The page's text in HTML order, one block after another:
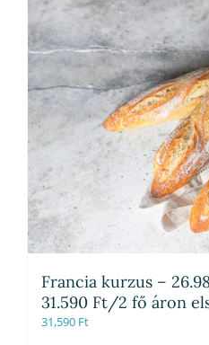
Francia kurzus –
31.590 Ft/2 fő áron
31,590 Ft